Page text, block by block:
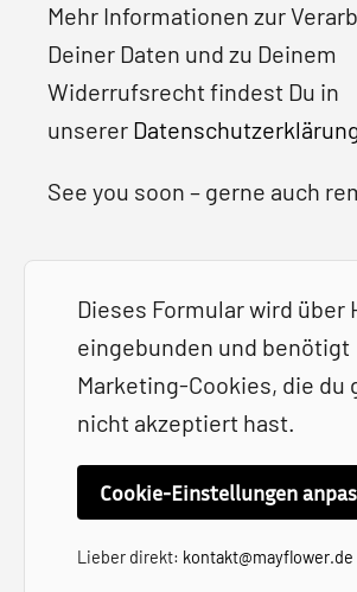
Mehr Informationen zur
Deiner Daten und zu Deinem
Widerrufsrecht findest Du in
unserer
See you soon – gerne auch
Dieses Formular wird über
eingebunden und benötigt
Marketing-Cookies, die du
nicht akzeptiert hast.
Cookie-Einstellungen
Lieber direkt: kontakt@mayflower.de